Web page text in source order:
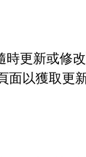
時更新或修
以獲取更新